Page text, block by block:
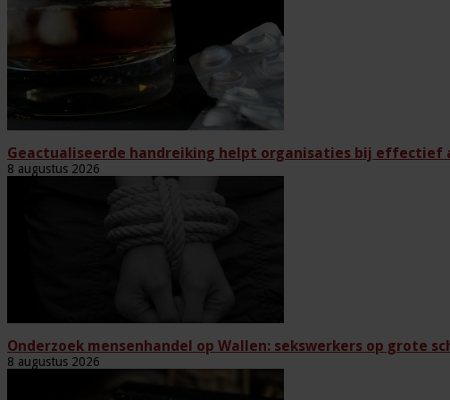
Geactualiseerde handreiking helpt organisaties bij effectief
8 augustus 2026
Onderzoek mensenhandel op Wallen: sekswerkers op grote
8 augustus 2026